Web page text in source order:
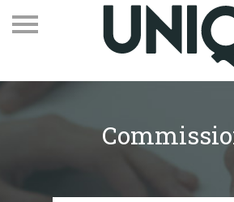
Recevez notre newsletter
Vos contacts